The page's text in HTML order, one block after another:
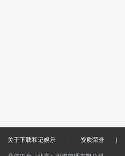
关于下载和记娱乐 | 资质荣誉 |